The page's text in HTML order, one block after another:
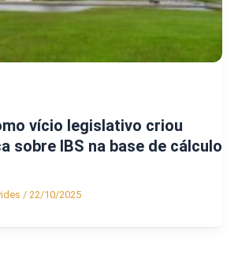
vício legislativo criou
sobre IBS na base de cálculo
/ 22/10/2025